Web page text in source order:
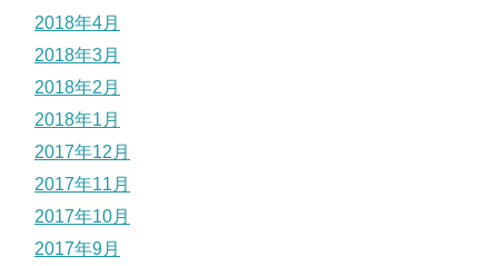
2018年4月
2018年3月
2018年2月
2018年1月
2017年12月
2017年11月
2017年10月
2017年9月